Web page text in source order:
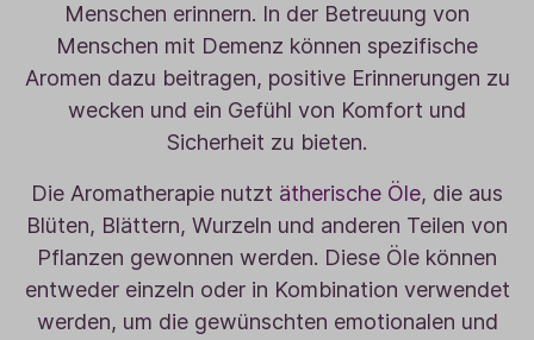
Menschen erinnern. In der Betreuung von
Menschen mit Demenz können spezifische
Aromen dazu beitragen, positive Erinnerungen zu
wecken und ein Gefühl von Komfort und
Sicherheit zu bieten.
Die Aromatherapie nutzt ätherische Öle, die aus
Blüten, Blättern, Wurzeln und anderen Teilen von
Pflanzen gewonnen werden. Diese Öle können
entweder einzeln oder in Kombination verwendet
werden, um die gewünschten emotionalen und